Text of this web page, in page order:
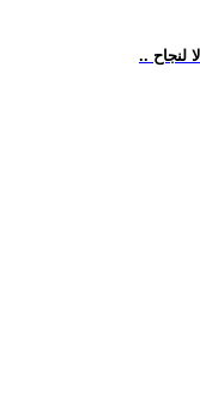
لنجاح